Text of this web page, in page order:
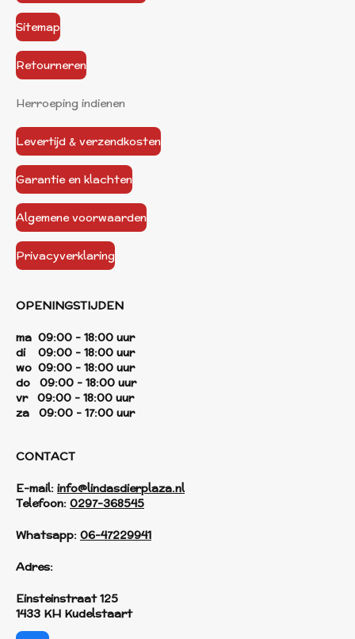
Sitemap
Retourneren
Herroeping indienen
Levertijd & verzendkosten
Garantie en klachten
Algemene voorwaarden
Privacyverklaring
OPENINGSTIJDEN
ma 09:00 - 18:00 uur
di 09:00 - 18:00 uur
wo 09:00 - 18:00 uur
do 09:00 - 18:00 uur
vr 09:00 - 18:00 uur
za 09:00 - 17:00 uur
CONTACT
E-mail: info@lindasdierplaza.nl
Telefoon: 0297-368545
Whatsapp: 06-47229941
Adres:
Einsteinstraat 125
1433 KH Kudelstaart